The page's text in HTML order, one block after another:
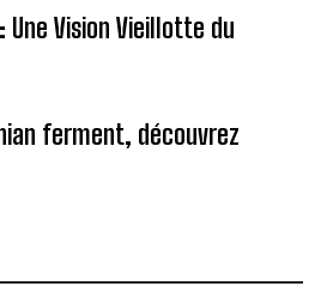
Une Vision Vieillotte du
ferment, découvrez